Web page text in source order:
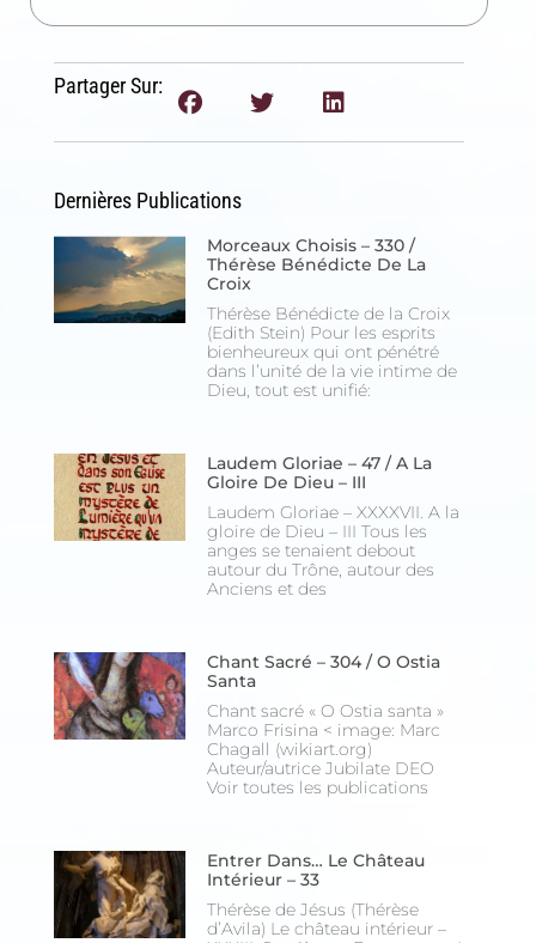
Partager Sur:
Dernières Publications
Morceaux Choisis – 330 /
Thérèse Bénédicte De La
Croix
Thérèse Bénédicte de la Croix
(Edith Stein) Pour les esprits
bienheureux qui ont pénétré
dans l’unité de la vie intime de
Dieu, tout est unifié:
Laudem Gloriae – 47 / A La
Gloire De Dieu – III
Laudem Gloriae – XXXXVII. A la
gloire de Dieu – III Tous les
anges se tenaient debout
autour du Trône, autour des
Anciens et des
Chant Sacré – 304 / O Ostia
Santa
Chant sacré « O Ostia santa »
Marco Frisina < image: Marc
Chagall (wikiart.org)
Auteur/autrice Jubilate DEO
Voir toutes les publications
Entrer Dans… Le Château
Intérieur – 33
Thérèse de Jésus (Thérèse
d’Avila) Le château intérieur –